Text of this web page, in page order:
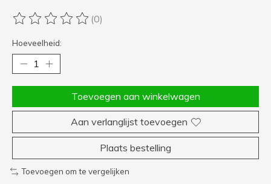
De beoordeling van dit product is
(0)
Hoeveelheid:
Toevoegen aan winkelwagen
Aan verlanglijst toevoegen
Plaats bestelling
Toevoegen om te vergelijken